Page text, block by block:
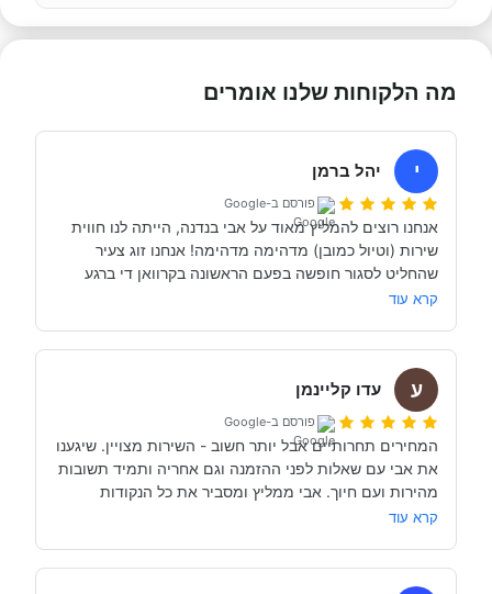
מה הלקוחות שלנו אומרים
י יהל ברמן
פורסם ב-Google
היה זמין לכל שאלה, לפני ובמהלך השהות שלנו (וכמעט ולא
השכרנו את הקרוואן בדורטמונד, בגרמניה- קיבלנו את האוטו
קרא עוד
ע עדו קליינמן
פורסם ב-Google
קרא עוד